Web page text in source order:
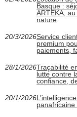
Basque :
ARTEKA,
nature
20/3/2026Service
premium
paiements,
28/1/2026Traçabilité
lutte contre
confiance,
20/1/2026